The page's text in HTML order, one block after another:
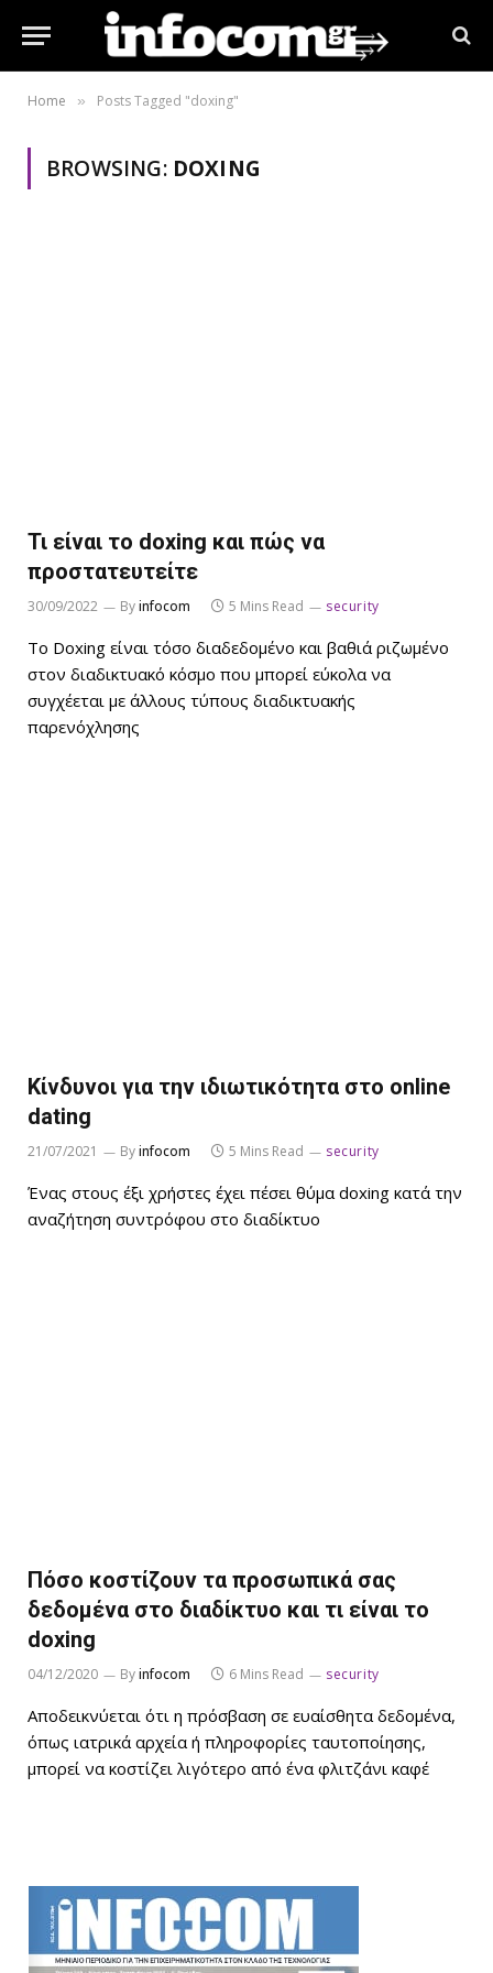
Home » Posts Tagged "doxing"
BROWSING: DOXING
Τι είναι το doxing και πώς να
προστατευτείτε
30/09/2022 Byinfocom 5 Mins Read security
Το Doxing είναι τόσο διαδεδομένο και βαθιά ριζωμένο
στον διαδικτυακό κόσμο που μπορεί εύκολα να
συγχέεται με άλλους τύπους διαδικτυακής
παρενόχλησης
Κίνδυνοι για την ιδιωτικότητα στο online
dating
21/07/2021 Byinfocom 5 Mins Read security
Ένας στους έξι χρήστες έχει πέσει θύμα doxing κατά την
αναζήτηση συντρόφου στο διαδίκτυο
Πόσο κοστίζουν τα προσωπικά σας
δεδομένα στο διαδίκτυο και τι είναι το
doxing
04/12/2020 Byinfocom 6 Mins Read security
Αποδεικνύεται ότι η πρόσβαση σε ευαίσθητα δεδομένα,
όπως ιατρικά αρχεία ή πληροφορίες ταυτοποίησης,
μπορεί να κοστίζει λιγότερο από ένα φλιτζάνι καφέ